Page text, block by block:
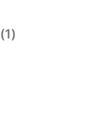
(1)